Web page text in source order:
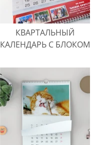
КВАРТАЛЬНЫЙ
КАЛЕНДАРЬ С БЛОКОМ